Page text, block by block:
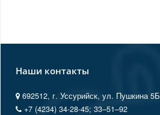
Наши контакты
692512, г. Уссурийск, ул. Пушкина 5Б
+7 (4234) 34-28-45; 33‒51‒92